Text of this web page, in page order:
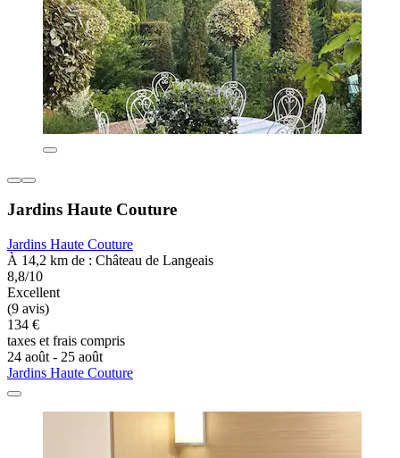
Jardins Haute Couture
Jardins Haute Couture
À 14,2 km de : Château de Langeais
8,8/10
Excellent
(9 avis)
134 €
taxes et frais compris
24 août - 25 août
Jardins Haute Couture